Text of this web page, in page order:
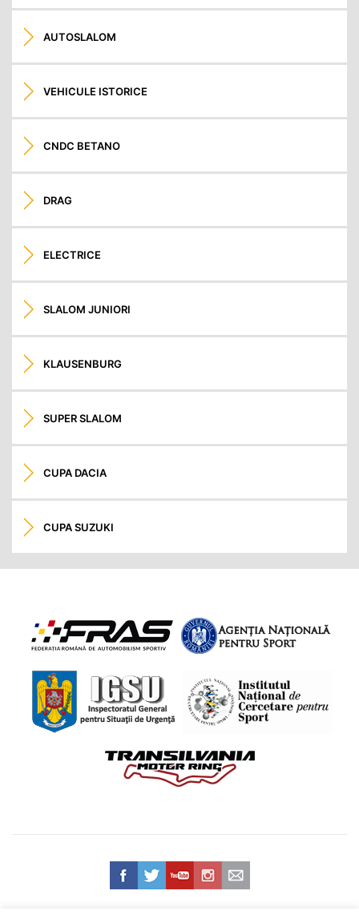
AUTOSLALOM
VEHICULE ISTORICE
CNDC BETANO
DRAG
ELECTRICE
SLALOM JUNIORI
KLAUSENBURG
SUPER SLALOM
CUPA DACIA
CUPA SUZUKI